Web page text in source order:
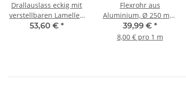
Drallauslass eckig mit
verstellbaren Lamellen
VDW24 625x625 RAL
53,60 € *
Flexrohr aus
Aluminium, Ø 250 mm,
5 m 250 mm
39,99 € *
8,00 € pro 1 m